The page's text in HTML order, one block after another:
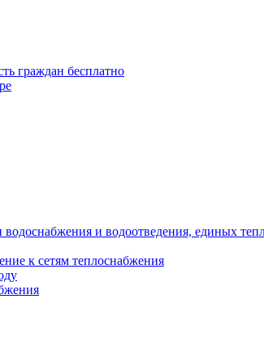
граждан бесплатно
и водоотведения, единых
к сетям теплоснабжения